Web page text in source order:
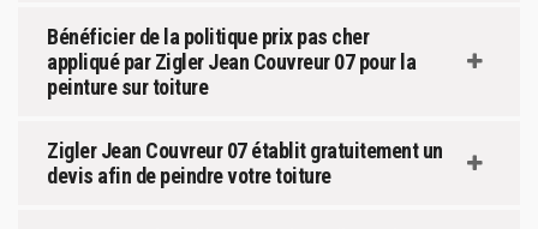
Bénéficier de la politique prix pas cher
appliqué par Zigler Jean Couvreur 07 pour la
peinture sur toiture
Zigler Jean Couvreur 07 établit gratuitement un
devis afin de peindre votre toiture